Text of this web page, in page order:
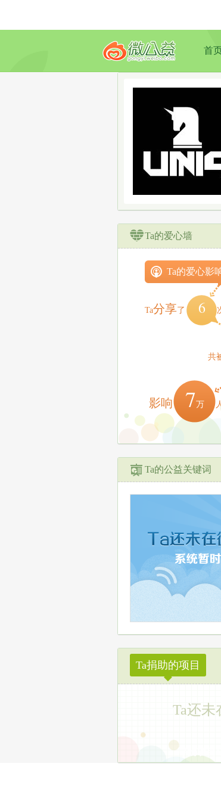
首
Ta的爱心墙
Ta的爱心影
Ta分享了 6
共
影响 7万
Ta的公益关键词
Ta捐助的项目
◆
Ta还未